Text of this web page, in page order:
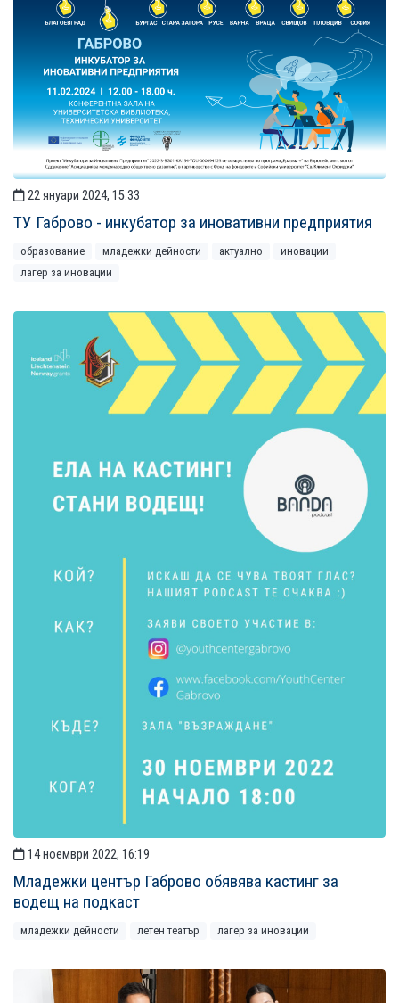
22 януари 2024, 15:33
ТУ Габрово - инкубатор за иновативни предприятия
образование младежки дейности актуално
иновации
лагер за иновации
14 ноември 2022, 16:19
Младежки център Габрово обявява кастинг за
водещ на подкаст
младежки дейности летен театър лагер за иновации